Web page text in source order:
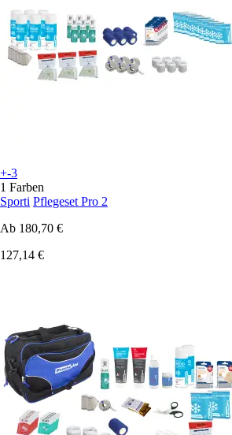
+-3
1 Farben
Sporti Pflegeset Pro 2
Ab 180,70 €
127,14 €